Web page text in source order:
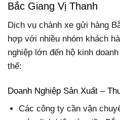
Bắc Giang Vị Thanh
Dịch vụ chành xe gửi hàng
hợp với nhiều nhóm khách
nghiệp lớn đến hộ kinh
thể:
Doanh Nghiệp Sản Xuất –
Các công ty cần vận